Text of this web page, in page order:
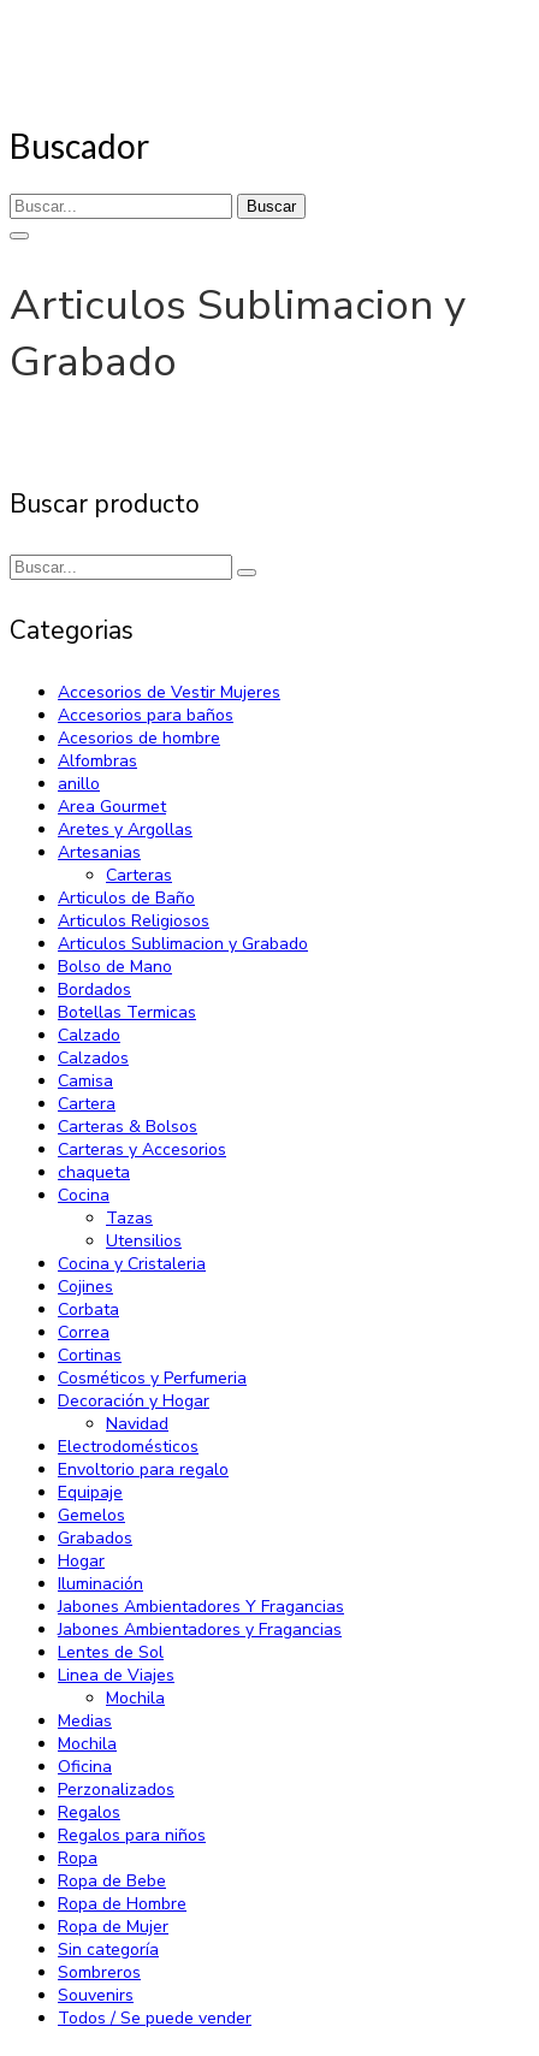
Buscador
Buscar
Articulos Sublimacion y
Grabado
Buscar producto
Categorias
Accesorios de Vestir Mujeres
Accesorios para baños
Acesorios de hombre
Alfombras
anillo
Area Gourmet
Aretes y Argollas
Artesanias
Carteras
Articulos de Baño
Articulos Religiosos
Articulos Sublimacion y Grabado
Bolso de Mano
Bordados
Botellas Termicas
Calzado
Calzados
Camisa
Cartera
Carteras & Bolsos
Carteras y Accesorios
chaqueta
Cocina
Tazas
Utensilios
Cocina y Cristaleria
Cojines
Corbata
Correa
Cortinas
Cosméticos y Perfumeria
Decoración y Hogar
Navidad
Electrodomésticos
Envoltorio para regalo
Equipaje
Gemelos
Grabados
Hogar
Iluminación
Jabones Ambientadores Y Fragancias
Jabones Ambientadores y Fragancias
Lentes de Sol
Linea de Viajes
Mochila
Medias
Mochila
Oficina
Perzonalizados
Regalos
Regalos para niños
Ropa
Ropa de Bebe
Ropa de Hombre
Ropa de Mujer
Sin categoría
Sombreros
Souvenirs
Todos / Se puede vender